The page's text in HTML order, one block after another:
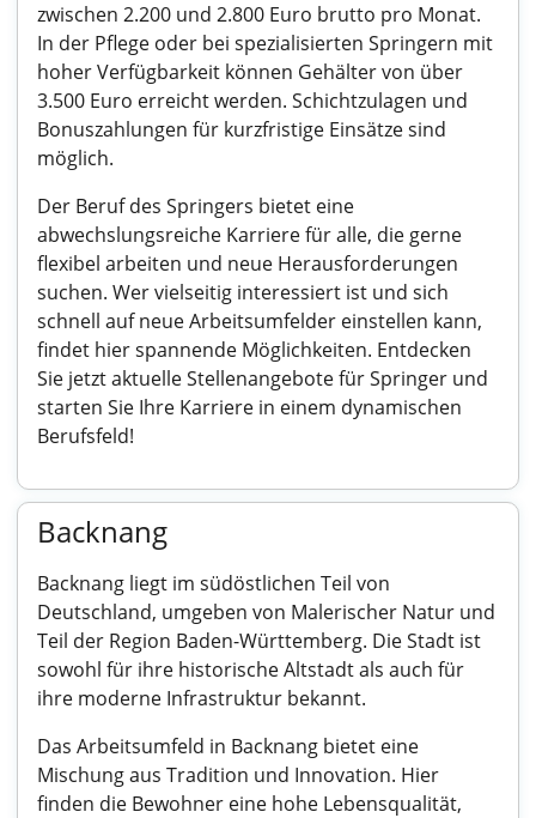
zwischen 2.200 und 2.800 Euro brutto pro Monat.
In der Pflege oder bei spezialisierten Springern mit
hoher Verfügbarkeit können Gehälter von über
3.500 Euro erreicht werden. Schichtzulagen und
Bonuszahlungen für kurzfristige Einsätze sind
möglich.
Der Beruf des Springers bietet eine
abwechslungsreiche Karriere für alle, die gerne
flexibel arbeiten und neue Herausforderungen
suchen. Wer vielseitig interessiert ist und sich
schnell auf neue Arbeitsumfelder einstellen kann,
findet hier spannende Möglichkeiten. Entdecken
Sie jetzt aktuelle Stellenangebote für Springer und
starten Sie Ihre Karriere in einem dynamischen
Berufsfeld!
Backnang
Backnang liegt im südöstlichen Teil von
Deutschland, umgeben von Malerischer Natur und
Teil der Region Baden-Württemberg. Die Stadt ist
sowohl für ihre historische Altstadt als auch für
ihre moderne Infrastruktur bekannt.
Das Arbeitsumfeld in Backnang bietet eine
Mischung aus Tradition und Innovation. Hier
finden die Bewohner eine hohe Lebensqualität,